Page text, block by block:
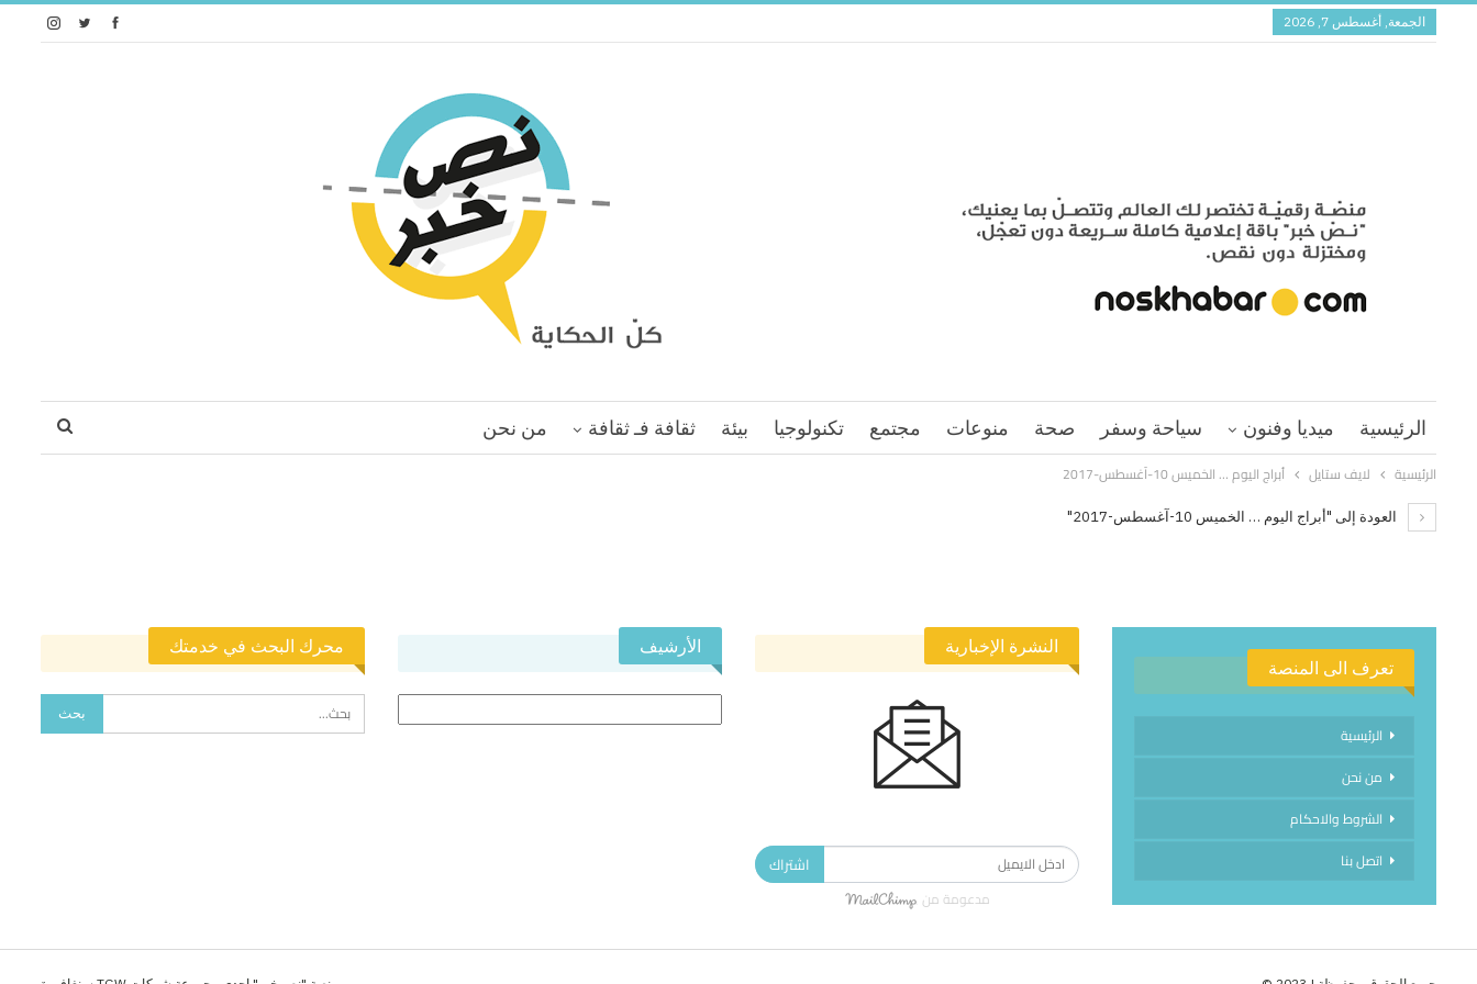
الجمعة, أغسطس 7, 2026
الرئيسية ميديا وفنون سياحة وسفر صحة منوعات مجتمع تكنولوجيا بيئة ثقافة فـ ثقافة
من نحن
الرئيسية
لايف ستايل أبراج اليوم … الخميس 10-آغسطس-2017
العودة إلى "أبراج اليوم … الخميس 10-آغسطس-2017"
تعرف الى المنصة
الرئيسية
من نحن
الشروط والاحكام
اتصل بنا
النشرة الإخبارية
اشتراك
مدعومة من
الأرشيف محرك البحث في خدمتك